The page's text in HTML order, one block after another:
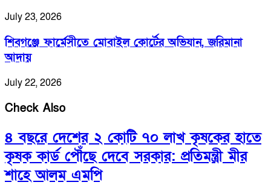
July 23, 2026
শিবগঞ্জে ফার্মেসীতে মোবাইল কোর্টের অভিযান, জরিমানা
আদায়
July 22, 2026
Check Also
৪ বছরে দেশের ২ কোটি ৭০ লাখ কৃষকের হাতে
কৃষক কার্ড পৌঁছে দেবে সরকার: প্রতিমন্ত্রী মীর
শাহে আলম এমপি